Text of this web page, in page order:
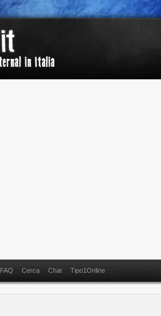
FAQ Cerca Chat Tipo1Online